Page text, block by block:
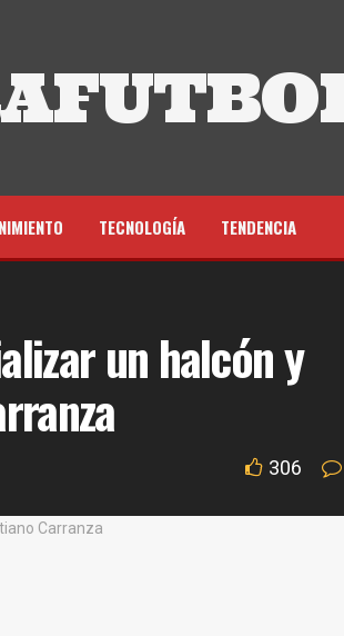
TECNOLOGÍA TENDENCIA
un halcón y
306